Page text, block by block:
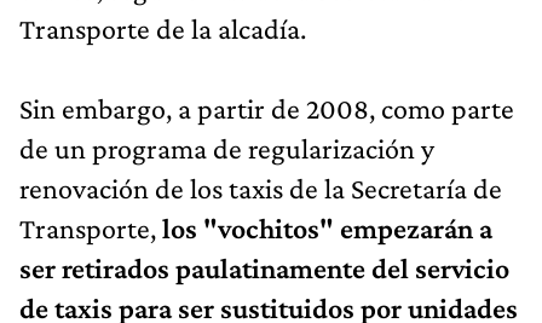
Transporte de la alcadía.
Sin embargo, a partir de 2008, como parte
de un programa de regularización y
renovación de los taxis de la Secretaría de
Transporte,los "vochitos" empezarán a
ser retirados paulatinamente del servicio
de taxis para ser sustituidos por unidades